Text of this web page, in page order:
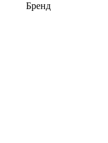
Бренд